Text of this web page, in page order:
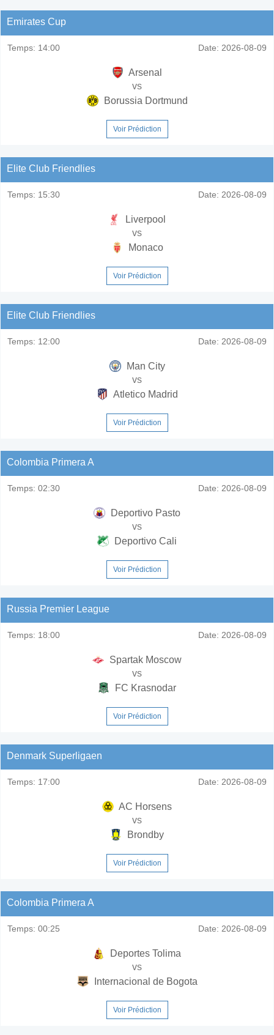
Emirates Cup
Temps: 14:00 Date: 2026-08-09
Arsenal
vs
Borussia Dortmund
Voir Prédiction
Elite Club Friendlies
Temps: 15:30 Date: 2026-08-09
Liverpool
vs
Monaco
Voir Prédiction
Elite Club Friendlies
Temps: 12:00 Date: 2026-08-09
Man City
vs
Atletico Madrid
Voir Prédiction
Colombia Primera A
Temps: 02:30 Date: 2026-08-09
Deportivo Pasto
vs
Deportivo Cali
Voir Prédiction
Russia Premier League
Temps: 18:00 Date: 2026-08-09
Spartak Moscow
vs
FC Krasnodar
Voir Prédiction
Denmark Superligaen
Temps: 17:00 Date: 2026-08-09
AC Horsens
vs
Brondby
Voir Prédiction
Colombia Primera A
Temps: 00:25 Date: 2026-08-09
Deportes Tolima
vs
Internacional de Bogota
Voir Prédiction